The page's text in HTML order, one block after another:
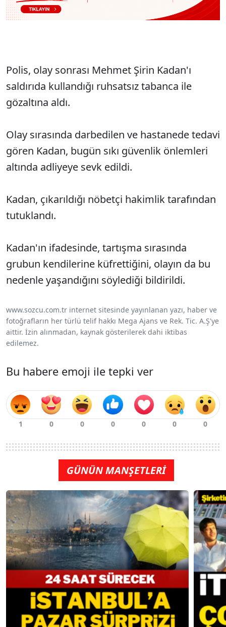
Polis, olay sonrası Mehmet Şirin Kadan'ı
saldırıda kullandığı ruhsatsız tabanca ile
gözaltına aldı.
Olay sırasında darbedilen ve hastanede tedavi
gören Kadan, bugün sıkı güvenlik önlemleri
altında adliyeye sevk edildi.
Kadan, çıkarıldığı nöbetçi hakimlik tarafından
tutuklandı.
Kadan'ın ifadesinde, tartışma sırasında
grubun kendilerine küfrettiğini, olayın da bu
nedenle yaşandığını söylediği bildirildi.
www.sozcu.com.tr internet sitesinde yayınlanan yazı, haber ve
fotoğrafların her türlü telif hakkı Mega Ajans ve Rek. Tic. A.Ş'ye
aittir. İzin alınmadan, kaynak gösterilerek dahi iktibas
edilemez.
Bu habere emoji ile tepki ver
GÜNÜN MANŞETLERİ